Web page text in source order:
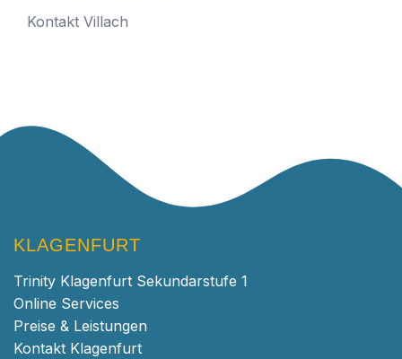
Kontakt Villach
KLAGENFURT
Trinity Klagenfurt Sekundarstufe 1
Online Services
Preise & Leistungen
Kontakt Klagenfurt